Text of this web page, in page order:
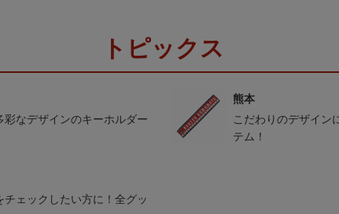
トピックス
なデザインのキーホルダー
熊本
こだわりのデザイン
テム！
ェックしたい方に！全グッ